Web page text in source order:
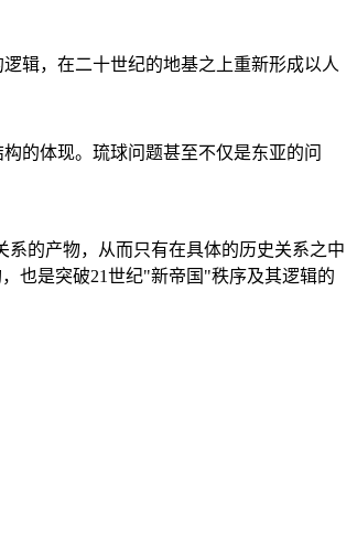
辑，在二十世纪的地基之上重新形成以人
的体现。琉球问题甚至不仅是东亚的问
的产物，从而只有在具体的历史关系之中
也是突破21世纪"新帝国"秩序及其逻辑的